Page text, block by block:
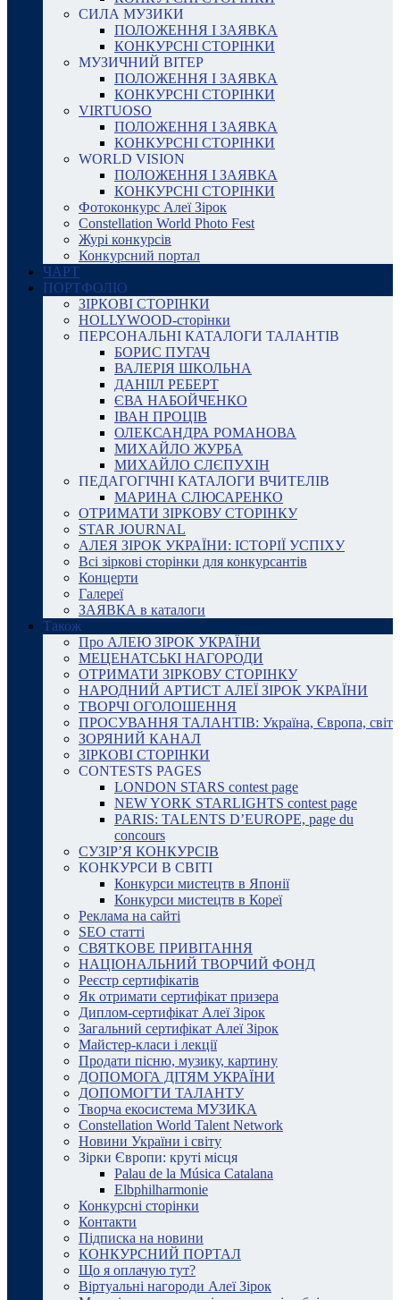
СИЛА МУЗИКИ
ПОЛОЖЕННЯ І ЗАЯВКА
КОНКУРСНІ СТОРІНКИ
МУЗИЧНИЙ ВІТЕР
ПОЛОЖЕННЯ І ЗАЯВКА
КОНКУРСНІ СТОРІНКИ
VIRTUOSO
ПОЛОЖЕННЯ І ЗАЯВКА
КОНКУРСНІ СТОРІНКИ
WORLD VISION
ПОЛОЖЕННЯ І ЗАЯВКА
КОНКУРСНІ СТОРІНКИ
Фотоконкурс Алеї Зірок
Constellation World Photo Fest
Журі конкурсів
Конкурсний портал
ЧАРТ
ПОРТФОЛІО
ЗІРКОВІ СТОРІНКИ
HOLLYWOOD-сторінки
ПЕРСОНАЛЬНІ КАТАЛОГИ ТАЛАНТІВ
БОРИС ПУГАЧ
ВАЛЕРІЯ ШКОЛЬНА
ДАНІІЛ РЕБЕРТ
ЄВА НАБОЙЧЕНКО
ІВАН ПРОЦІВ
ОЛЕКСАНДРА РОМАНОВА
МИХАЙЛО ЖУРБА
МИХАЙЛО СЛЄПУХІН
ПЕДАГОГІЧНІ КАТАЛОГИ ВЧИТЕЛІВ
МАРИНА СЛЮСАРЕНКО
ОТРИМАТИ ЗІРКОВУ СТОРІНКУ
STAR JOURNAL
АЛЕЯ ЗІРОК УКРАЇНИ: ІСТОРІЇ УСПІХУ
Всі зіркові сторінки для конкурсантів
Концерти
Галереї
ЗАЯВКА в каталоги
Також
Про АЛЕЮ ЗІРОК УКРАЇНИ
МЕЦЕНАТСЬКІ НАГОРОДИ
ОТРИМАТИ ЗІРКОВУ СТОРІНКУ
НАРОДНИЙ АРТИСТ АЛЕЇ ЗІРОК УКРАЇНИ
ТВОРЧІ ОГОЛОШЕННЯ
ПРОСУВАННЯ ТАЛАНТІВ: Україна, Європа, світ
ЗОРЯНИЙ КАНАЛ
ЗІРКОВІ СТОРІНКИ
CONTESTS PAGES
LONDON STARS contest page
NEW YORK STARLIGHTS contest page
PARIS: TALENTS D’EUROPE, page du
concours
СУЗІР’Я КОНКУРСІВ
КОНКУРСИ В СВІТІ
Конкурси мистецтв в Японії
Конкурси мистецтв в Кореї
Реклама на сайті
SEO статті
СВЯТКОВЕ ПРИВІТАННЯ
НАЦІОНАЛЬНИЙ ТВОРЧИЙ ФОНД
Реєстр сертифікатів
Як отримати сертифікат призера
Диплом-сертифікат Алеї Зірок
Загальний сертифікат Алеї Зірок
Майстер-класи і лекції
Продати пісню, музику, картину
ДОПОМОГА ДІТЯМ УКРАЇНИ
ДОПОМОГТИ ТАЛАНТУ
Творча екосистема МУЗИКА
Constellation World Talent Network
Новини України і світу
Зірки Європи: круті місця
Palau de la Música Catalana
Elbphilharmonie
Конкурсні сторінки
Контакти
Підписка на новини
КОНКУРСНИЙ ПОРТАЛ
Що я оплачую тут?
Віртуальні нагороди Алеї Зірок